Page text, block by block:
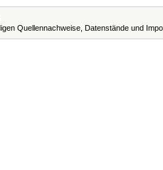
Quellennachweise, Datenstände und